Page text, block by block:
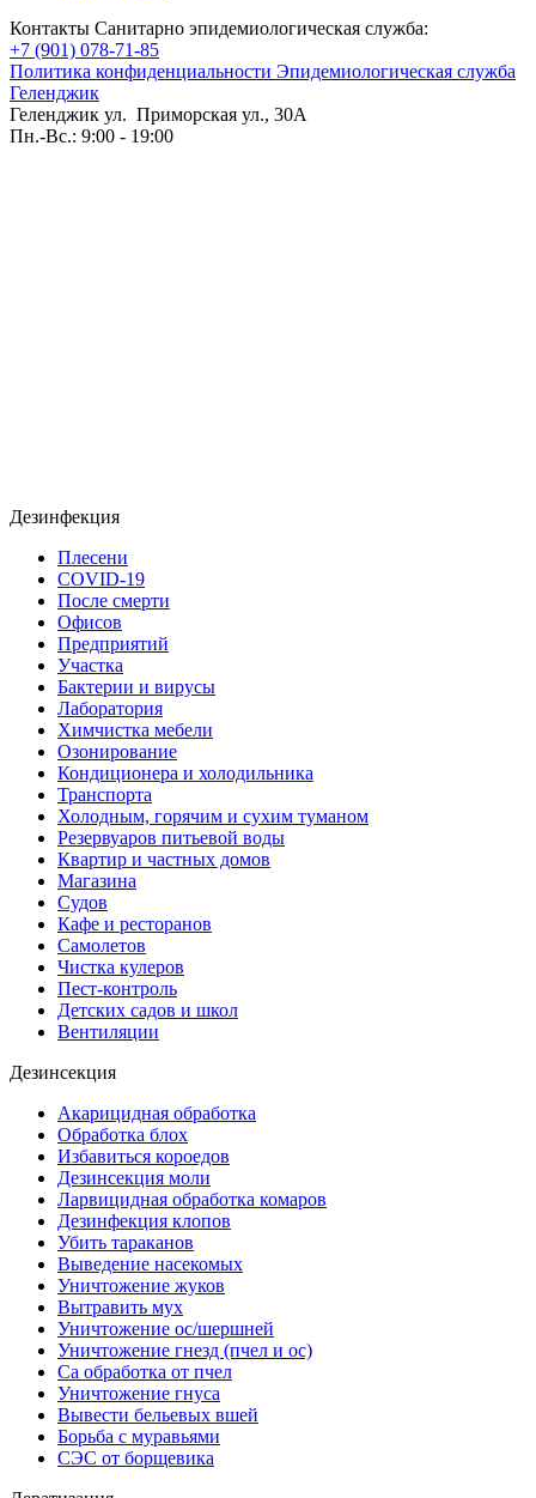
Контакты Санитарно эпидемиологическая служба:
+7 (901) 078-71-85
Политика конфиденциальности Эпидемиологическая служба
Геленджик
Геленджик ул. Приморская ул., 30А
Пн.-Вс.: 9:00 - 19:00
Дезинфекция
Плесени
COVID-19
После смерти
Офисов
Предприятий
Участка
Бактерии и вирусы
Лаборатория
Химчистка мебели
Озонирование
Кондиционера и холодильника
Транспорта
Холодным, горячим и сухим туманом
Резервуаров питьевой воды
Квартир и частных домов
Магазина
Судов
Кафе и ресторанов
Самолетов
Чистка кулеров
Пест-контроль
Детских садов и школ
Вентиляции
Дезинсекция
Акарицидная обработка
Обработка блох
Избавиться короедов
Дезинсекция моли
Ларвицидная обработка комаров
Дезинфекция клопов
Убить тараканов
Выведение насекомых
Уничтожение жуков
Вытравить мух
Уничтожение ос/шершней
Уничтожение гнезд (пчел и ос)
Са обработка от пчел
Уничтожение гнуса
Вывести бельевых вшей
Борьба с муравьями
СЭС от борщевика